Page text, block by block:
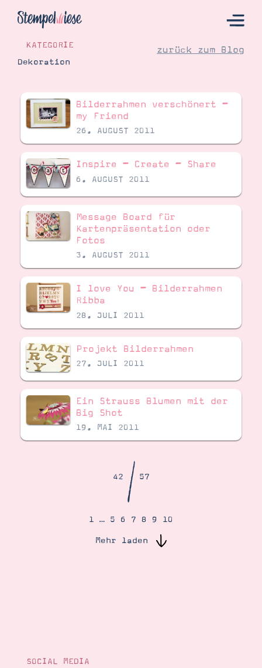
Hier Starten
Katalog
Bestellen
Demonstrator werden
Blog
Gutscheine
Produkte erklärt
Über mich
Tipps & Tricks
Ordnungstipps
KATEGORIE
Dekoration
zurück zum Blog
Bilderrahmen verschönert –
my Friend
26. AUGUST 2011
Inspire – Create – Share
6. AUGUST 2011
Message Board für
Kartenpräsentation oder
Fotos
3. AUGUST 2011
I love You – Bilderrahmen
Ribba
28. JULI 2011
Projekt Bilderrahmen
27. JULI 2011
Ein Strauss Blumen mit der
Big Shot
19. MAI 2011
42/57
1 … 5 6 7 8 9 10
Mehr laden
SOCIAL MEDIA